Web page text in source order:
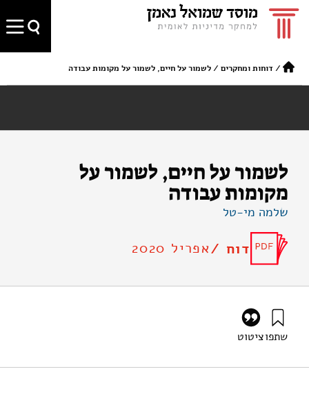
/דוחות ומחקרים /לשמור על חיים, לשמור על מקומות עבודה
לשמור על חיים, לשמור על
מקומות עבודה
שלמה מי-טל
דוח /אפריל 2020
שתפוציטוט